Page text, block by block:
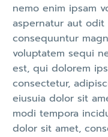
nemo enim ipsam
aspernatur aut
consequuntur
voluptatem sequi
est, qui dolorem
consectetur,
eiusuia dolor sit
modi tempora
dolor sit amet,